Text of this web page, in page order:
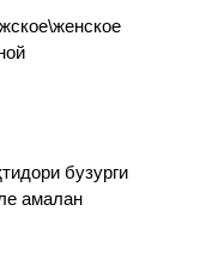
бузурги
амалан